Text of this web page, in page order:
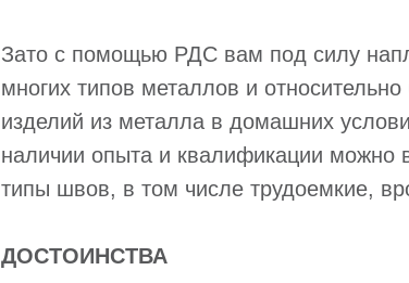
Зато с помощью РДС вам под силу
многих типов металлов и
изделий из металла в домашних
наличии опыта и квалификации можно
типы швов, в том числе трудоемкие,
ДОСТОИНСТВА